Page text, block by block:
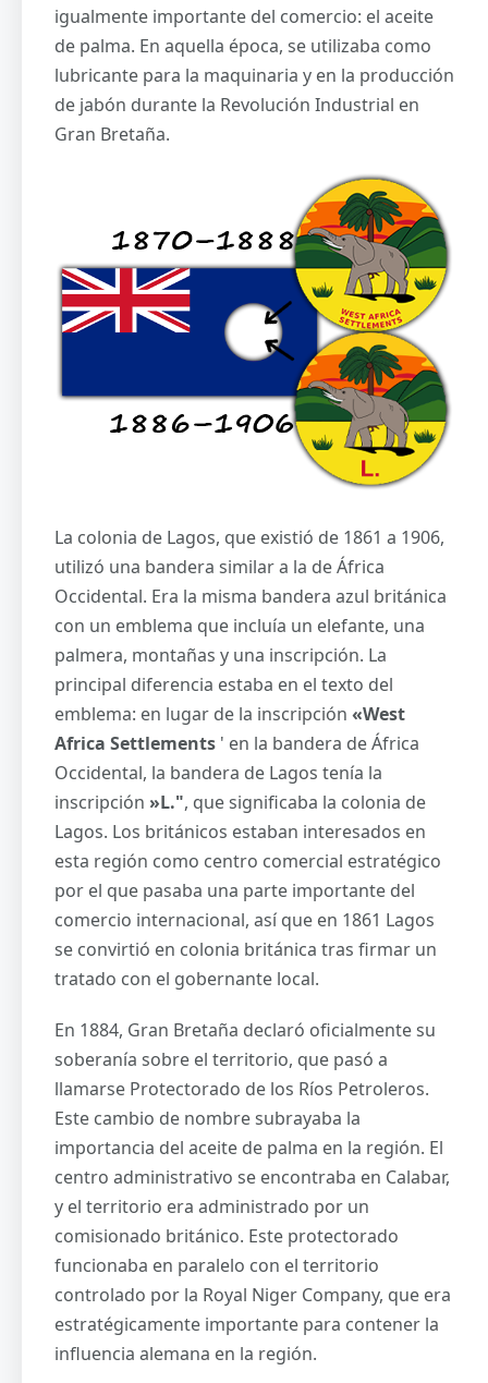
igualmente importante del comercio: el aceite
de palma. En aquella época, se utilizaba como
lubricante para la maquinaria y en la producción
de jabón durante la Revolución Industrial en
Gran Bretaña.
La colonia de Lagos, que existió de 1861 a 1906,
utilizó una bandera similar a la de África
Occidental. Era la misma bandera azul británica
con un emblema que incluía un elefante, una
palmera, montañas y una inscripción. La
principal diferencia estaba en el texto del
emblema: en lugar de la inscripción «West
Africa Settlements ' en la bandera de África
Occidental, la bandera de Lagos tenía la
inscripción »L.", que significaba la colonia de
Lagos. Los británicos estaban interesados en
esta región como centro comercial estratégico
por el que pasaba una parte importante del
comercio internacional, así que en 1861 Lagos
se convirtió en colonia británica tras firmar un
tratado con el gobernante local.
En 1884, Gran Bretaña declaró oficialmente su
soberanía sobre el territorio, que pasó a
llamarse Protectorado de los Ríos Petroleros.
Este cambio de nombre subrayaba la
importancia del aceite de palma en la región. El
centro administrativo se encontraba en Calabar,
y el territorio era administrado por un
comisionado británico. Este protectorado
funcionaba en paralelo con el territorio
controlado por la Royal Niger Company, que era
estratégicamente importante para contener la
influencia alemana en la región.